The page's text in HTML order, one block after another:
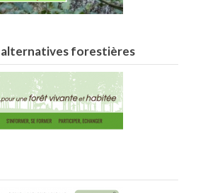
alternatives forestières